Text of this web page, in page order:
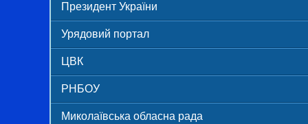
Президент України
Урядовий портал
ЦВК
РНБОУ
Миколаївська обласна рада